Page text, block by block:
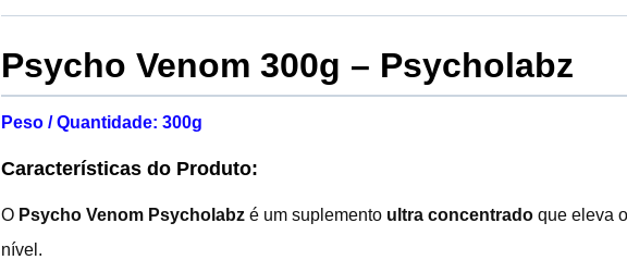
Psycho Venom 300g – Psycholabz
Peso / Quantidade: 300g
Características do Produto:
O Psycho Venom Psycholabz é um suplemento ultra concentrado que eleva
nível.